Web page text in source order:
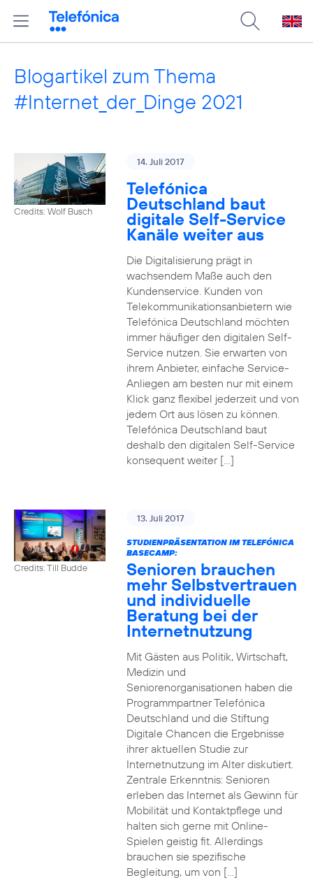
Blogartikel zum Thema
#Internet_der_Dinge 2021
Credits: Wolf Busch
14. Juli 2017
Telefónica
Deutschland baut
digitale Self-Service
Kanäle weiter aus
Die Digitalisierung prägt in
wachsendem Maße auch den
Kundenservice. Kunden von
Telekommunikationsanbietern wie
Telefónica Deutschland möchten
immer häufiger den digitalen Self-
Service nutzen. Sie erwarten von
ihrem Anbieter, einfache Service-
Anliegen am besten nur mit einem
Klick ganz flexibel jederzeit und von
jedem Ort aus lösen zu können.
Telefónica Deutschland baut
deshalb den digitalen Self-Service
konsequent weiter […]
Credits: Till Budde
13. Juli 2017
STUDIENPRÄSENTATION IM TELEFÓNICA
BASECAMP:
Senioren brauchen
mehr Selbstvertrauen
und individuelle
Beratung bei der
Internetnutzung
Mit Gästen aus Politik, Wirtschaft,
Medizin und
Seniorenorganisationen haben die
Programmpartner Telefónica
Deutschland und die Stiftung
Digitale Chancen die Ergebnisse
ihrer aktuellen Studie zur
Internetnutzung im Alter diskutiert.
Zentrale Erkenntnis: Senioren
erleben das Internet als Gewinn für
Mobilität und Kontaktpflege und
halten sich gerne mit Online-
Spielen geistig fit. Allerdings
brauchen sie spezifische
Begleitung, um von […]